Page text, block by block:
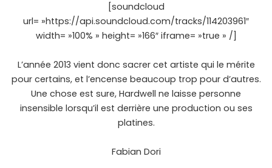
[soundcloud
url= »https://api.soundcloud.com/tracks/114203961″
width= »100% » height= »166″ iframe= »true » /]
L’année 2013 vient donc sacrer cet artiste qui le mérite
pour certains, et l’encense beaucoup trop pour d’autres.
Une chose est sure, Hardwell ne laisse personne
insensible lorsqu’il est derrière une production ou ses
platines.
Fabian Dori